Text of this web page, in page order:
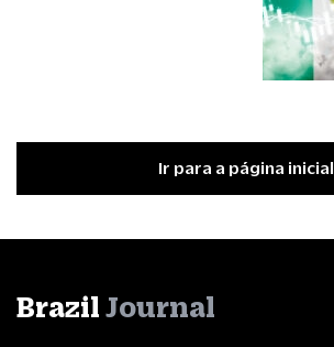
Ir para a página inicial
Brazil Journal